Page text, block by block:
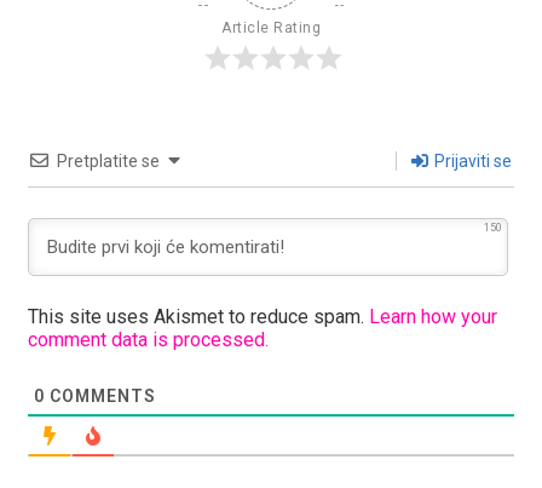
Article Rating
Pretplatite se Prijaviti se
150
This site uses Akismet to reduce spam. Learn how your
comment data is processed.
0 COMMENTS